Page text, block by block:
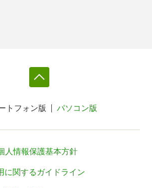
トフォン版 パソコン版
人情報保護基本方針
に関するガイドライン